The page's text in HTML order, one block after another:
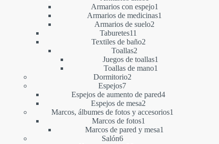
producto
Armarios con espejo1
producto
Armarios de medicinas1
Armarios de suelo2
Taburetes11
productos
Textiles de baño22
Toallas2
productos
Juegos de toallas1
Toallas de mano1
Dormitorio22
Espejos77
productos
Espejos de aumento de pared44
Espejos de mesa2
productos
Marcos, álbumes de fotos y accesorios1
Marcos de fotos1
producto
Marcos de pared y mesa1
Salón66